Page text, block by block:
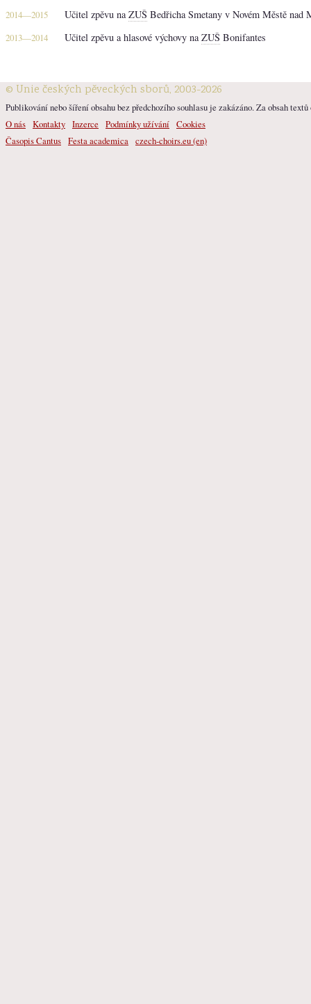
2014—2015 Učitel zpěvu na ZUŠ Bedřicha Smetany v Novém Městě nad
2013—2014 Učitel zpěvu a hlasové výchovy na ZUŠ Bonifantes
© Unie českých pěveckých sborů, 2003-2026
Publikování nebo šíření obsahu bez předchozího souhlasu je zakázáno. Za obsah
O nás Kontakty Inzerce Podmínky užívání Cookies
Časopis Cantus Festa academica czech-choirs.eu (en)